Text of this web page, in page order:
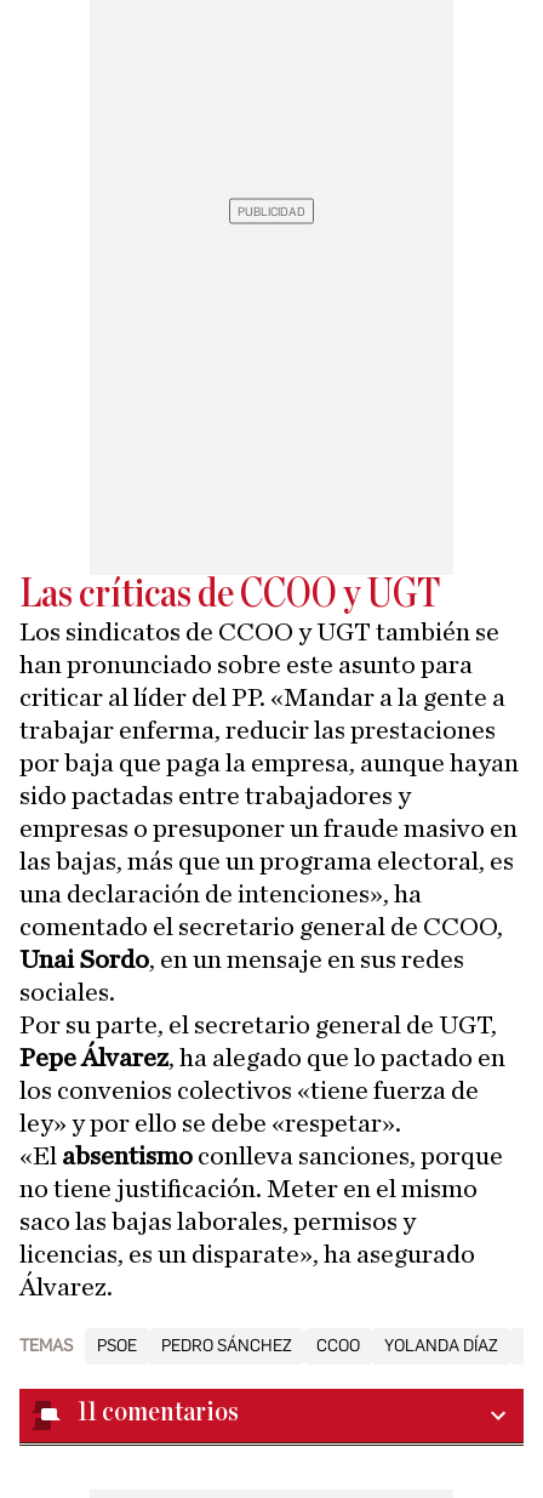
Las críticas de CCOO y UGT
Los sindicatos de CCOO y UGT también se
han pronunciado sobre este asunto para
criticar al líder del PP. «Mandar a la gente a
trabajar enferma, reducir las prestaciones
por baja que paga la empresa, aunque hayan
sido pactadas entre trabajadores y
empresas o presuponer un fraude masivo en
las bajas, más que un programa electoral, es
una declaración de intenciones», ha
comentado el secretario general de CCOO,
Unai Sordo, en un mensaje en sus redes
sociales.
Por su parte, el secretario general de UGT,
Pepe Álvarez, ha alegado que lo pactado en
los convenios colectivos «tiene fuerza de
ley» y por ello se debe «respetar».
«El absentismo conlleva sanciones, porque
no tiene justificación. Meter en el mismo
saco las bajas laborales, permisos y
licencias, es un disparate», ha asegurado
Álvarez.
TEMAS PSOE PEDRO SÁNCHEZ CCOO YOLANDA DÍAZ
11 comentarios